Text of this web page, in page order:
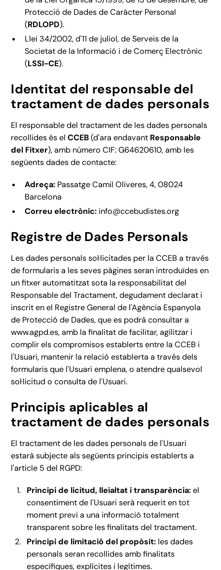
Protecció de Dades de Caràcter Personal
(RDLOPD).
Llei 34/2002, d'11 de juliol, de Serveis de la
Societat de la Informació i de Comerç Electrònic
(LSSI-CE).
Identitat del responsable del
tractament de dades personals
El responsable del tractament de les dades personals
recollides és elCCEB(d'ara endavant Responsable
del Fitxer), amb número CIF: G64620610, amb les
següents dades de contacte:
Adreça: Passatge Camil Oliveres, 4, 08024
Barcelona
Correu electrònic: info@ccebudistes.org
Registre de Dades Personals
Les dades personals sol·licitades per la CCEB a través
de formularis a les seves pàgines seran introduïdes en
un fitxer automatitzat sota la responsabilitat del
Responsable del Tractament, degudament declarat i
inscrit en el Registre General de l'Agència Espanyola
de Protecció de Dades, que es podrà consultar a
www.agpd.es, amb la finalitat de facilitar, agilitzar i
complir els compromisos establerts entre la CCEB i
l'Usuari, mantenir la relació establerta a través dels
formularis que l'Usuari emplena, o atendre qualsevol
sol·licitud o consulta de l'Usuari.
Principis aplicables al
tractament de dades personals
El tractament de les dades personals de l'Usuari
estarà subjecte als següents principis establerts a
l'article 5 del RGPD:
Principi de licitud, lleialtat i transparència:el
consentiment de l'Usuari serà requerit en tot
moment previ a una informació totalment
transparent sobre les finalitats del tractament.
Principi de limitació del propòsit: les dades
personals seran recollides amb finalitats
específiques, explícites i legítimes.